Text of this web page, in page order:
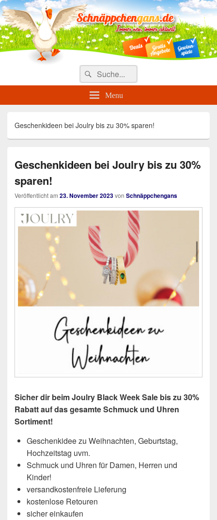
Täglich die besten Gewinnspiele
und Angebote
Search
for:
Suche
Menu
Geschenkideen bei Joulry bis zu 30% sparen!
Geschenkideen bei Joulry bis zu 30%
sparen!
Veröffentlicht am 23. November 2023von Schnäppchengans
Sicher dir beim Joulry Black Week Sale bis zu 30%
Rabatt auf das gesamte Schmuck und Uhren
Sortiment!
Geschenkidee zu Weihnachten, Geburtstag,
Hochzeitstag uvm.
Schmuck und Uhren für Damen, Herren und
Kinder!
versandkostenfreie Lieferung
kostenlose Retouren
sicher einkaufen